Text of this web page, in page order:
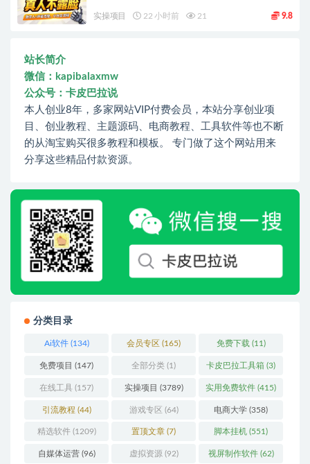
实操项目 22 小时前 21 9.8
站长简介
微信：kapibalaxmw
公众号：卡皮巴拉说
本人创业8年，多家网站VIP付费会员，本站分享创业项
目、创业教程、主题源码、电商教程、工具软件等也不断
的从淘宝购买很多教程和模板。 专门做了这个网站用来
分享这些精品付款资源。
分类目录
Ai软件(134) 会员专区 (165) 免费下载 (11)
免费项目 (147) 全部分类 (1) 卡皮巴拉工具箱 (3)
在线工具 (157) 实操项目 (3789) 实用免费软件 (415)
引流教程 (44) 游戏专区 (64) 电商大学 (358)
精选软件(1209) 置顶文章 (7) 脚本挂机 (551)
自媒体运营(96) 虚拟资源 (92) 视屏制作软件(62)